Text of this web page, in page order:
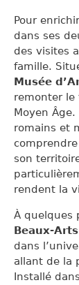
Pour
dans ses
des visites
famille.
Musée
remonter le
Moyen
romains et
son
rendent la
À quelques
Beaux-
dans
allant de la
Installé